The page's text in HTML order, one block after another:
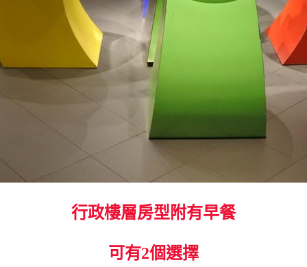
行政樓層房型附有早餐
可有2個選擇